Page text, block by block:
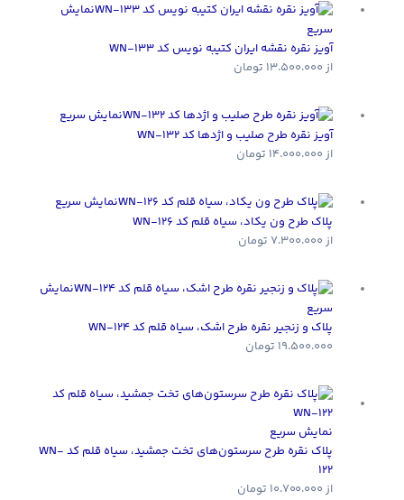
نمایش
سریع
آویز نقره نقشه ایران کتیبه نویس کد WN-133
از 13.500.000 تومان
نمایش سریع
آویز نقره طرح صلیب و اژدها کد WN-132
از 14.000.000 تومان
نمایش سریع
پلاک طرح ون یکاد، سیاه قلم کد WN-126
از 7.300.000 تومان
نمایش
سریع
پلاک و زنجیر نقره طرح اشک، سیاه قلم کد WN-124
19.500.000 تومان
نمایش سریع
پلاک نقره طرح سرستون‌های تخت جمشید، سیاه قلم کد WN-
122
از 10.700.000 تومان